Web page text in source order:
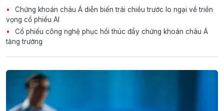
Chứng khoán châu Á diễn biến trái chiều trước lo ngại về triển
vọng cổ phiếu AI
Cổ phiếu công nghệ phục hồi thúc đẩy chứng khoán châu Á
tăng trưởng